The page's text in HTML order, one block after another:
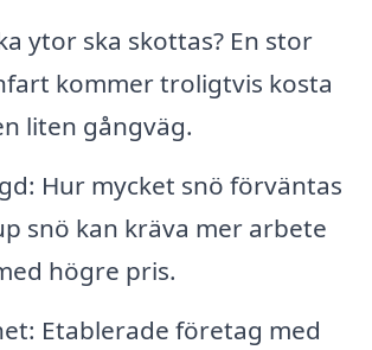
ytor ska skottas? En stor
kommer troligtvis kosta
liten gångväg.
Hur mycket snö förväntas
snö kan kräva mer arbete
högre pris.
Etablerade företag med